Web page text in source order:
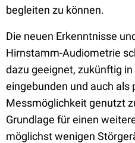
begleiten zu können.
Die neuen Erkenntnisse
Hirnstamm-Audiometrie
dazu geeignet, zukünftig
eingebunden und auch als
Messmöglichkeit genutzt
Grundlage für einen
möglichst wenigen